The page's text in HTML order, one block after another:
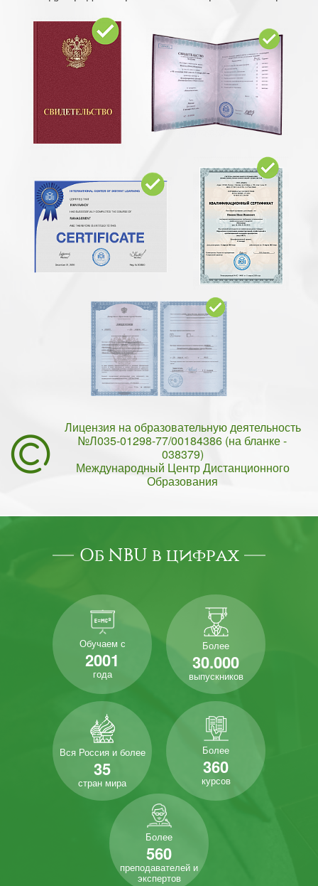
Лицензия на образовательную деятельность
№Л035-01298-77/00184386 (на бланке -
038379)
Международный Центр Дистанционного
Образования
Об NBU в цифрах
Обучаем с
2001
года
Более
30.000
выпускников
Вся Россия и более
35
стран мира
Более
360
курсов
Более
560
преподавателей и
экспертов